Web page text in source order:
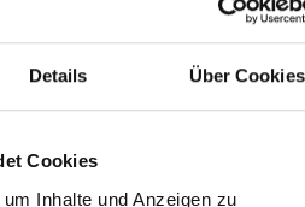
Details Über Cookies
Cookies
Inhalte und Anzeigen zu